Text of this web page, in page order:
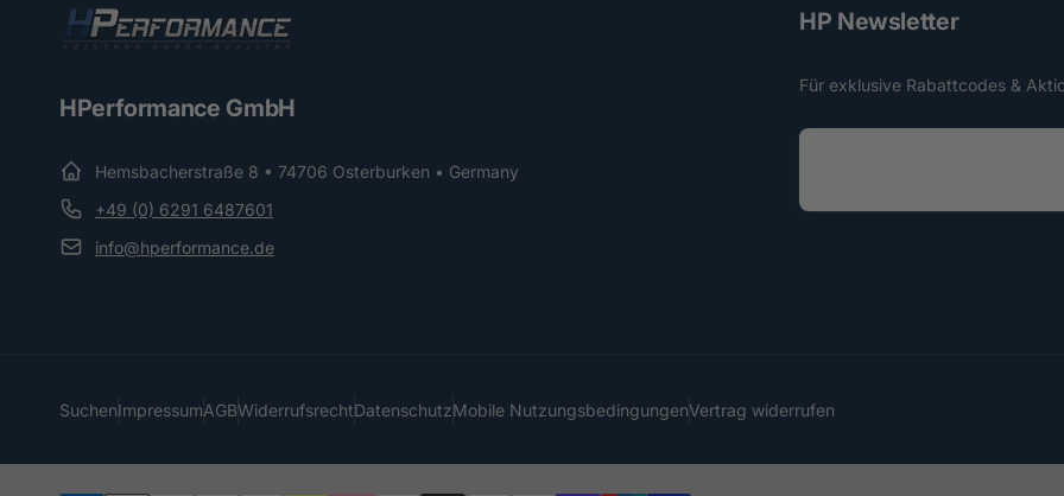
HPerformance GmbH
Hemsbacherstraße 8 • 74706 Osterburken • Germany
+49 (0) 6291 6487601
info@hperformance.de
HP Newsletter
Für exklusive Rabattcodes &
E
SuchenImpressumAGBWiderrufsrechtDatenschutzMobile NutzungsbedingungenVertrag widerrufen